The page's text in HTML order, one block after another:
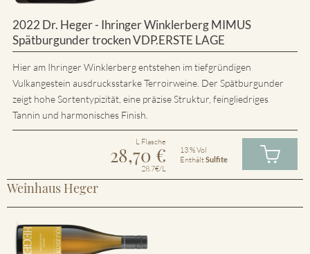
2022 Dr. Heger - Ihringer Winklerberg MIMUS
Spätburgunder trocken VDP.ERSTE LAGE
Hier am Ihringer Winklerberg entstehen im tiefgründigen
Vulkangestein ausdrucksstarke Terroirweine. Der Spätburgunder
zeigt hohe Sortentypizität, eine präzise Struktur, feingliedriges
Tannin und harmonisches Finish.
L Flasche
28,70 €
28.7€/L
13 % Vol
EnthältSulfite
Weinhaus Heger